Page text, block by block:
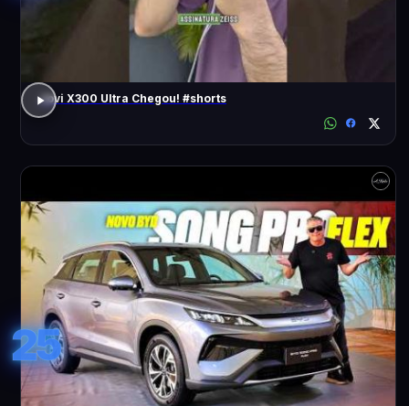
Jovi X300 Ultra Chegou! #shorts
25